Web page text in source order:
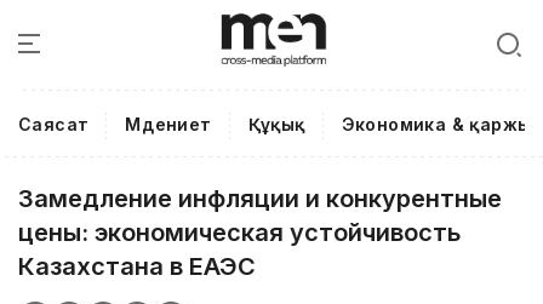
Саясат Мәдениет Құқық Экономика & қаржы
Замедление инфляции и конкурентные
цены: экономическая устойчивость
Казахстана в ЕАЭС